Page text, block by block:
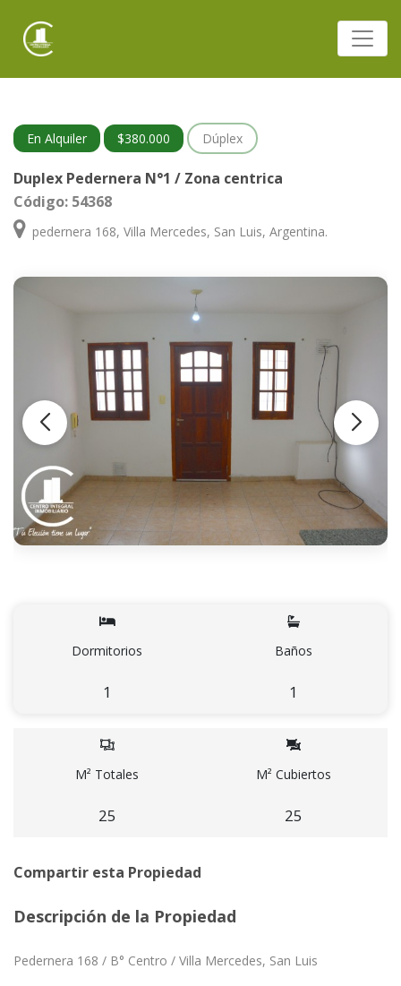
En Alquiler $380.000 Dúplex
Duplex Pedernera N°1 / Zona centrica
Código: 54368
pedernera 168, Villa Mercedes, San Luis, Argentina.
Dormitorios
1
Baños
1
M² Totales
25
M² Cubiertos
25
Compartir esta Propiedad
Descripción de la Propiedad
Pedernera 168 / B° Centro / Villa Mercedes, San Luis